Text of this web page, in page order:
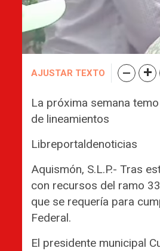
AJUSTAR TEXTO
La próxima semana
de lineamientos
Libreportaldenoticias
Aquismón, S.L.P.- Tras
con recursos del ramo
que se requería para
Federal.
El presidente municipal